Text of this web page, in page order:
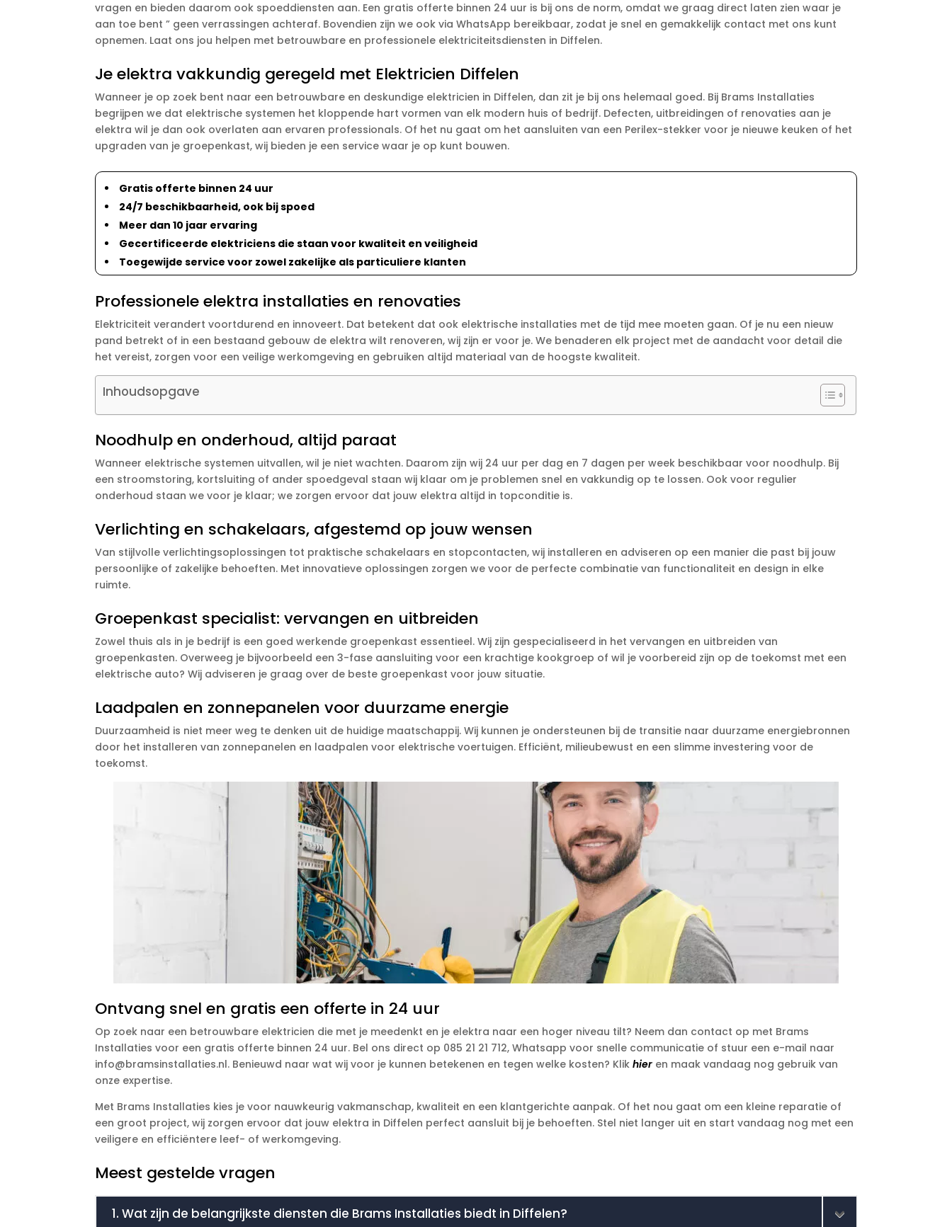
vragen en bieden daarom ook spoeddiensten aan. Een gratis offerte binnen 24 uur is bij ons de norm, omdat we graag direct laten zien waar je
aan toe bent ” geen verrassingen achteraf. Bovendien zijn we ook via WhatsApp bereikbaar, zodat je snel en gemakkelijk contact met ons kunt
opnemen. Laat ons jou helpen met betrouwbare en professionele elektriciteitsdiensten in Diffelen.
Je elektra vakkundig geregeld met Elektricien Diffelen
Wanneer je op zoek bent naar een betrouwbare en deskundige elektricien in Diffelen, dan zit je bij ons helemaal goed. Bij Brams Installaties
begrijpen we dat elektrische systemen het kloppende hart vormen van elk modern huis of bedrijf. Defecten, uitbreidingen of renovaties aan je
elektra wil je dan ook overlaten aan ervaren professionals. Of het nu gaat om het aansluiten van een Perilex-stekker voor je nieuwe keuken of het
upgraden van je groepenkast, wij bieden je een service waar je op kunt bouwen.
Gratis offerte binnen 24 uur
24/7 beschikbaarheid, ook bij spoed
Meer dan 10 jaar ervaring
Gecertificeerde elektriciens die staan voor kwaliteit en veiligheid
Toegewijde service voor zowel zakelijke als particuliere klanten
Professionele elektra installaties en renovaties
Elektriciteit verandert voortdurend en innoveert. Dat betekent dat ook elektrische installaties met de tijd mee moeten gaan. Of je nu een nieuw
pand betrekt of in een bestaand gebouw de elektra wilt renoveren, wij zijn er voor je. We benaderen elk project met de aandacht voor detail die
het vereist, zorgen voor een veilige werkomgeving en gebruiken altijd materiaal van de hoogste kwaliteit.
Inhoudsopgave
Noodhulp en onderhoud, altijd paraat
Wanneer elektrische systemen uitvallen, wil je niet wachten. Daarom zijn wij 24 uur per dag en 7 dagen per week beschikbaar voor noodhulp. Bij
een stroomstoring, kortsluiting of ander spoedgeval staan wij klaar om je problemen snel en vakkundig op te lossen. Ook voor regulier
onderhoud staan we voor je klaar; we zorgen ervoor dat jouw elektra altijd in topconditie is.
Verlichting en schakelaars, afgestemd op jouw wensen
Van stijlvolle verlichtingsoplossingen tot praktische schakelaars en stopcontacten, wij installeren en adviseren op een manier die past bij jouw
persoonlijke of zakelijke behoeften. Met innovatieve oplossingen zorgen we voor de perfecte combinatie van functionaliteit en design in elke
ruimte.
Groepenkast specialist: vervangen en uitbreiden
Zowel thuis als in je bedrijf is een goed werkende groepenkast essentieel. Wij zijn gespecialiseerd in het vervangen en uitbreiden van
groepenkasten. Overweeg je bijvoorbeeld een 3-fase aansluiting voor een krachtige kookgroep of wil je voorbereid zijn op de toekomst met een
elektrische auto? Wij adviseren je graag over de beste groepenkast voor jouw situatie.
Laadpalen en zonnepanelen voor duurzame energie
Duurzaamheid is niet meer weg te denken uit de huidige maatschappij. Wij kunnen je ondersteunen bij de transitie naar duurzame energiebronnen
door het installeren van zonnepanelen en laadpalen voor elektrische voertuigen. Efficiënt, milieubewust en een slimme investering voor de
toekomst.
Ontvang snel en gratis een offerte in 24 uur
Op zoek naar een betrouwbare elektricien die met je meedenkt en je elektra naar een hoger niveau tilt? Neem dan contact op met Brams
Installaties voor een gratis offerte binnen 24 uur. Bel ons direct op 085 21 21 712, Whatsapp voor snelle communicatie of stuur een e-mail naar
info@bramsinstallaties.nl. Benieuwd naar wat wij voor je kunnen betekenen en tegen welke kosten? Klikhier en maak vandaag nog gebruik van
onze expertise.
Met Brams Installaties kies je voor nauwkeurig vakmanschap, kwaliteit en een klantgerichte aanpak. Of het nou gaat om een kleine reparatie of
een groot project, wij zorgen ervoor dat jouw elektra in Diffelen perfect aansluit bij je behoeften. Stel niet langer uit en start vandaag nog met een
veiligere en efficiëntere leef- of werkomgeving.
Meest gestelde vragen
1. Wat zijn de belangrijkste diensten die Brams Installaties biedt in Diffelen?